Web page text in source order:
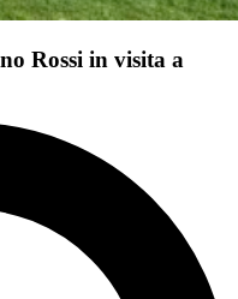
Rossi in visita a